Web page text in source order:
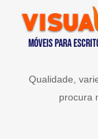
Qualidade,
procura